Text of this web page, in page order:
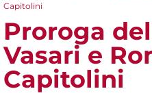
Tu sei qui
Capitolini
Proroga
Vasari e
Capitolini